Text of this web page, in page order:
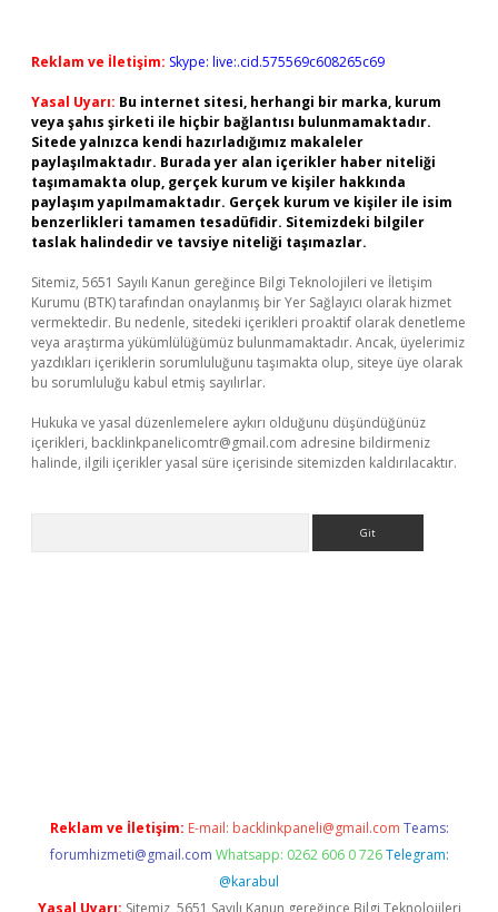
Reklam ve İletişim: Skype: live:.cid.575569c608265c69
Yasal Uyarı: Bu internet sitesi, herhangi bir marka, kurum
veya şahıs şirketi ile hiçbir bağlantısı bulunmamaktadır.
Sitede yalnızca kendi hazırladığımız makaleler
paylaşılmaktadır. Burada yer alan içerikler haber niteliği
taşımamakta olup, gerçek kurum ve kişiler hakkında
paylaşım yapılmamaktadır. Gerçek kurum ve kişiler ile isim
benzerlikleri tamamen tesadüfidir. Sitemizdeki bilgiler
taslak halindedir ve tavsiye niteliği taşımazlar.
Sitemiz, 5651 Sayılı Kanun gereğince Bilgi Teknolojileri ve İletişim
Kurumu (BTK) tarafından onaylanmış bir Yer Sağlayıcı olarak hizmet
vermektedir. Bu nedenle, sitedeki içerikleri proaktif olarak denetleme
veya araştırma yükümlülüğümüz bulunmamaktadır. Ancak, üyelerimiz
yazdıkları içeriklerin sorumluluğunu taşımakta olup, siteye üye olarak
bu sorumluluğu kabul etmiş sayılırlar.
Hukuka ve yasal düzenlemelere aykırı olduğunu düşündüğünüz
içerikleri, backlinkpanelicomtr@gmail.com adresine bildirmeniz
halinde, ilgili içerikler yasal süre içerisinde sitemizden kaldırılacaktır.
Reklam ve İletişim: E-mail: backlinkpaneli@gmail.com Teams:
forumhizmeti@gmail.com Whatsapp: 0262 606 0 726 Telegram:
@karabul
Yasal Uyarı: Sitemiz, 5651 Sayılı Kanun gereğince Bilgi Teknolojileri